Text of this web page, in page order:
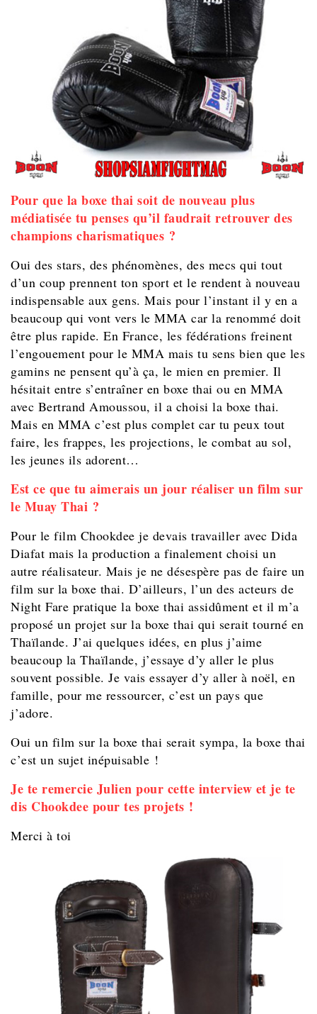
Pour que la boxe thai soit de nouveau plus
médiatisée tu penses qu’il faudrait retrouver des
champions charismatiques ?
Oui des stars, des phénomènes, des mecs qui tout
d’un coup prennent ton sport et le rendent à nouveau
indispensable aux gens. Mais pour l’instant il y en a
beaucoup qui vont vers le MMA car la renommé doit
être plus rapide. En France, les fédérations freinent
l’engouement pour le MMA mais tu sens bien que les
gamins ne pensent qu’à ça, le mien en premier. Il
hésitait entre s’entraîner en boxe thai ou en MMA
avec Bertrand Amoussou, il a choisi la boxe thai.
Mais en MMA c’est plus complet car tu peux tout
faire, les frappes, les projections, le combat au sol,
les jeunes ils adorent…
Est ce que tu aimerais un jour réaliser un film sur
le Muay Thai ?
Pour le film Chookdee je devais travailler avec Dida
Diafat mais la production a finalement choisi un
autre réalisateur. Mais je ne désespère pas de faire un
film sur la boxe thai. D’ailleurs, l’un des acteurs de
Night Fare pratique la boxe thai assidûment et il m’a
proposé un projet sur la boxe thai qui serait tourné en
Thaïlande. J’ai quelques idées, en plus j’aime
beaucoup la Thaïlande, j’essaye d’y aller le plus
souvent possible. Je vais essayer d’y aller à noël, en
famille, pour me ressourcer, c’est un pays que
j’adore.
Oui un film sur la boxe thai serait sympa, la boxe thai
c’est un sujet inépuisable !
Je te remercie Julien pour cette interview et je te
dis Chookdee pour tes projets !
Merci à toi